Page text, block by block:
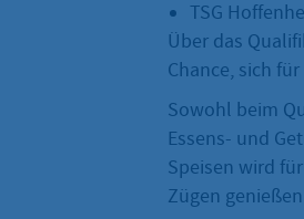
TSG
Über das
Chance, sich
Sowohl beim
Essens- und
Speisen wird
Zügen